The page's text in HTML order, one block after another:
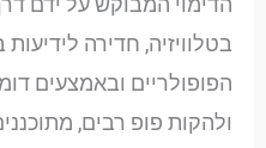
בטלוויזיה, חדירה
הפופולריים ובאמצעים
ולהקות פופ רבים,